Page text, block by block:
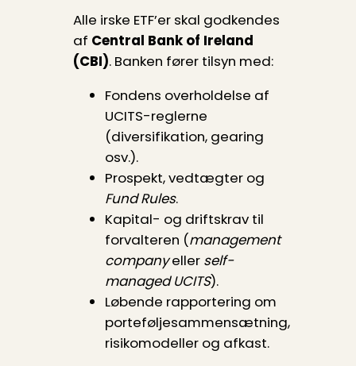
Alle irske ETF’er skal godkendes
af Central Bank of Ireland
(CBI). Banken fører tilsyn med:
Fondens overholdelse af
UCITS-reglerne
(diversifikation, gearing
osv.).
Prospekt, vedtægter og
Fund Rules.
Kapital- og driftskrav til
forvalteren (management
companyeller self-
managed UCITS).
Løbende rapportering om
porteføljesammensætning,
risikomodeller og afkast.